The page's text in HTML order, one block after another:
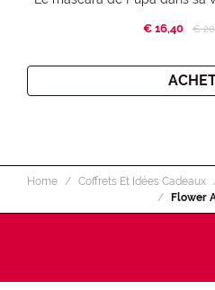
€ 16,40 €
Home Coffrets Et Idées Cadeaux
Flower